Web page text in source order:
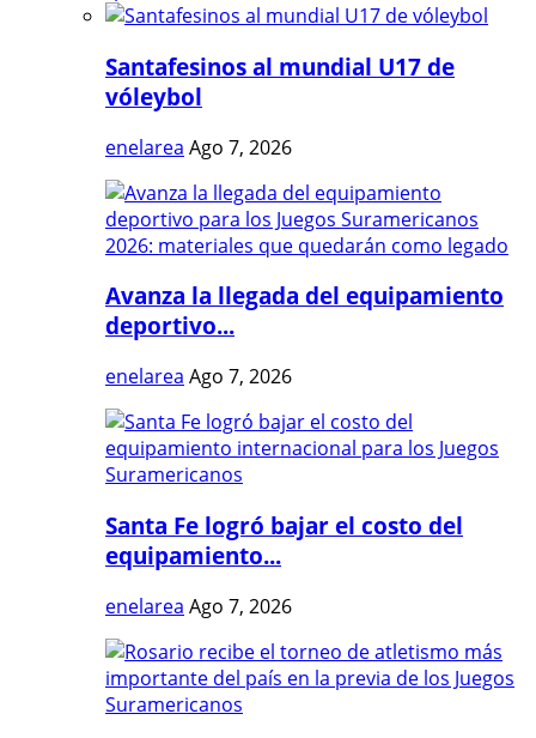
Santafesinos al mundial U17 de
vóleybol
enelarea Ago 7, 2026
Avanza la llegada del equipamiento
deportivo...
enelarea Ago 7, 2026
Santa Fe logró bajar el costo del
equipamiento...
enelarea Ago 7, 2026